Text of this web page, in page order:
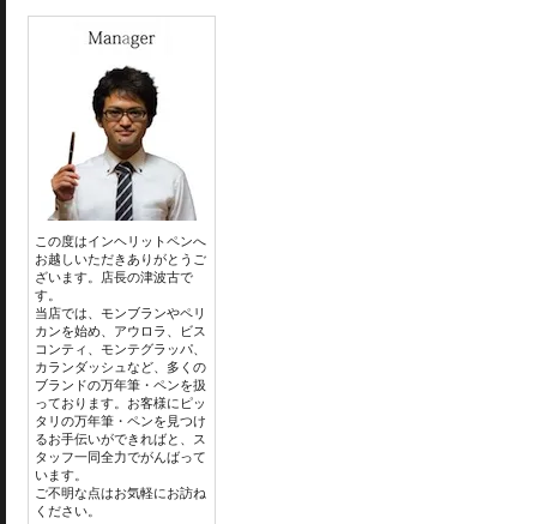
この度はインヘリットペンへ
お越しいただきありがとうご
ざいます。店長の津波古で
す。
当店では、モンブランやペリ
カンを始め、アウロラ、ビス
コンティ、モンテグラッパ、
カランダッシュなど、多くの
ブランドの万年筆・ペンを扱
っております。お客様にピッ
タリの万年筆・ペンを見つけ
るお手伝いができればと、ス
タッフ一同全力でがんばって
います。
ご不明な点はお気軽にお訪ね
ください。